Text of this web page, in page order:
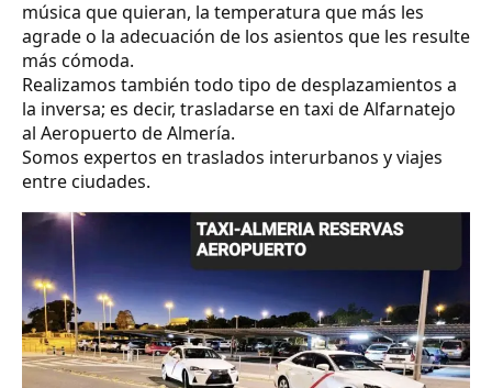
música que quieran, la temperatura que más les
agrade o la adecuación de los asientos que les resulte
más cómoda.
Realizamos también todo tipo de desplazamientos a
la inversa; es decir, trasladarse en taxi de Alfarnatejo
al Aeropuerto de Almería.
Somos expertos en traslados interurbanos y viajes
entre ciudades.